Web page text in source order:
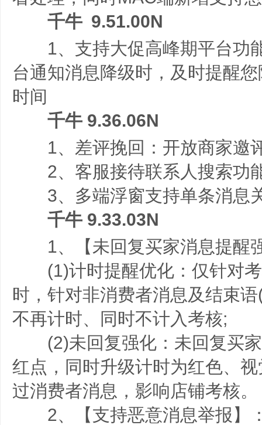
千牛 9.51.00N
1、支持大促高峰期平台功
台通知消息降级时，及时提醒
时间
千牛 9.36.06N
1、差评挽回：开放商家邀
2、客服接待联系人搜索功
3、多端浮窗支持单条消息
千牛 9.33.03N
1、【未回复买家消息提醒
(1)计时提醒优化：仅针对考
时，针对非消费者消息及结束
不再计时、同时不计入考核;
(2)未回复强化：未回复买家
红点，同时升级计时为红色、
过消费者消息，影响店铺考核。
2、【支持恶意消息举报】